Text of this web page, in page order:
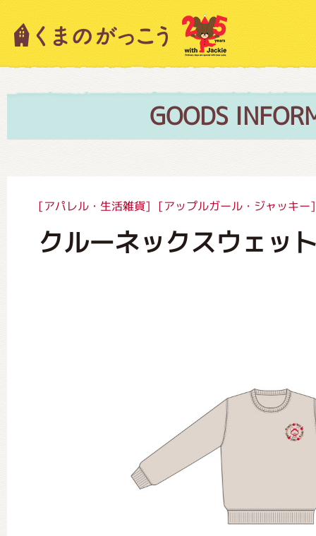
GOODS
[アパレル・生活雑貨] [アップルガール・ジャッキー]
クルーネックスウェッ
キャラクター紹介
絵本・作家紹介
ミュージカル・コンサート
おたのしみコンテンツ(クイズ・